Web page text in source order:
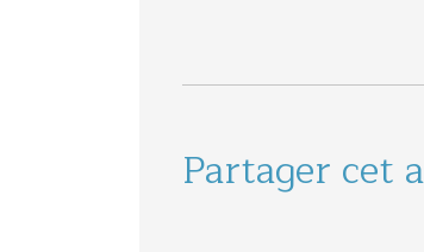
Partager cet